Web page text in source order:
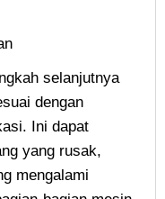
selanjutnya
dengan
Ini dapat
yang rusak,
mengalami